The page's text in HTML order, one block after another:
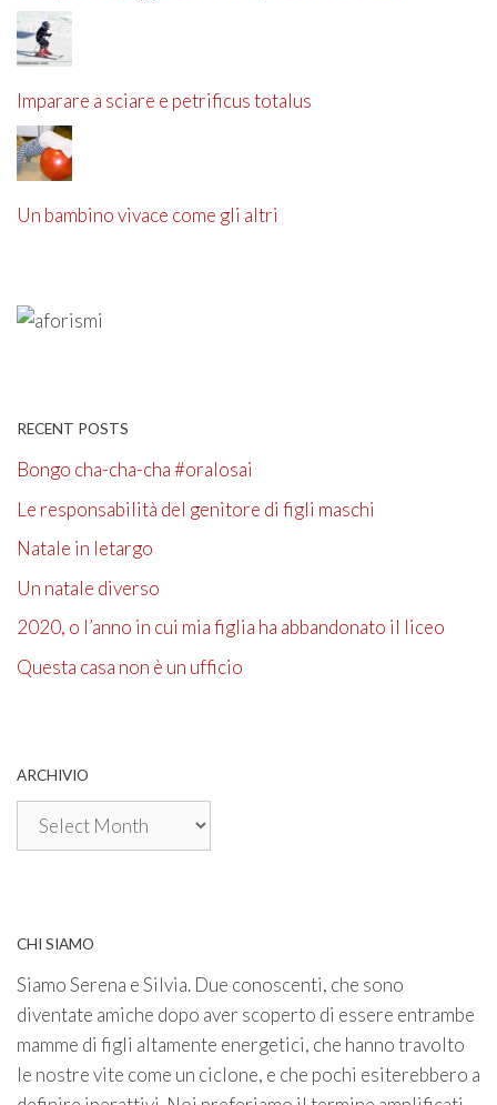
Imparare a sciare e petrificus totalus
Un bambino vivace come gli altri
RECENT POSTS
Bongo cha-cha-cha #oralosai
Le responsabilità del genitore di figli maschi
Natale in letargo
Un natale diverso
2020, o l’anno in cui mia figlia ha abbandonato il liceo
Questa casa non è un ufficio
ARCHIVIO
Archivio
CHI SIAMO
Siamo Serena e Silvia. Due conoscenti, che sono
diventate amiche dopo aver scoperto di essere entrambe
mamme di figli altamente energetici, che hanno travolto
le nostre vite come un ciclone, e che pochi esiterebbero a